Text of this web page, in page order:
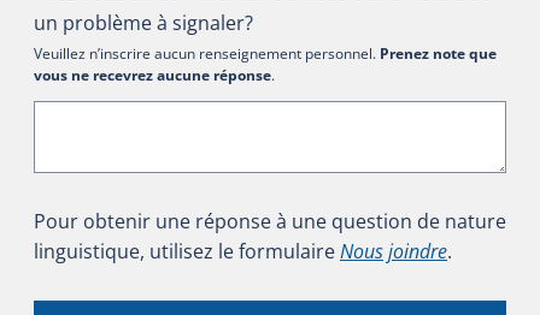
un problème à signaler?
Veuillez n’inscrire aucun renseignement personnel. Prenez note que
vous ne recevrez aucune réponse.
Pour obtenir une réponse à une question de nature
linguistique, utilisez le formulaireNous joindre.